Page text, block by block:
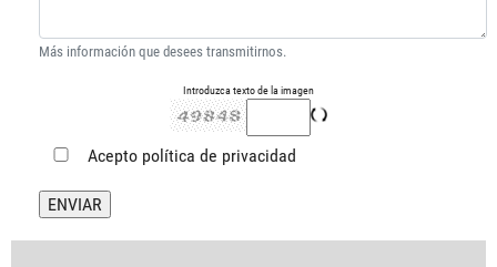
Más información que desees transmitirnos.
Introduzca texto de la imagen
Acepto política de privacidad